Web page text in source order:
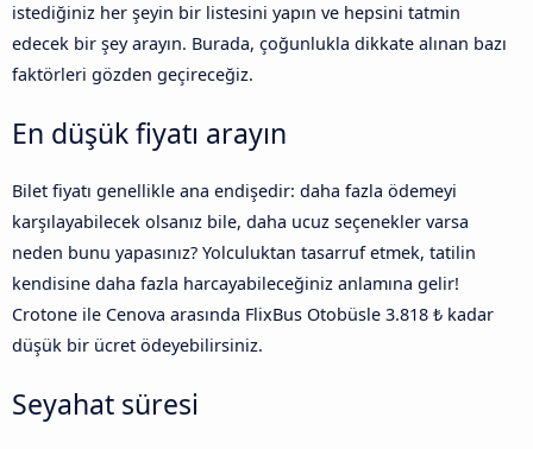
istediğiniz her şeyin bir listesini yapın ve hepsini tatmin
edecek bir şey arayın. Burada, çoğunlukla dikkate alınan bazı
faktörleri gözden geçireceğiz.
En düşük fiyatı arayın
Bilet fiyatı genellikle ana endişedir: daha fazla ödemeyi
karşılayabilecek olsanız bile, daha ucuz seçenekler varsa
neden bunu yapasınız? Yolculuktan tasarruf etmek, tatilin
kendisine daha fazla harcayabileceğiniz anlamına gelir!
Crotone ile Cenova arasında FlixBus Otobüsle 3.818 ₺ kadar
düşük bir ücret ödeyebilirsiniz.
Seyahat süresi